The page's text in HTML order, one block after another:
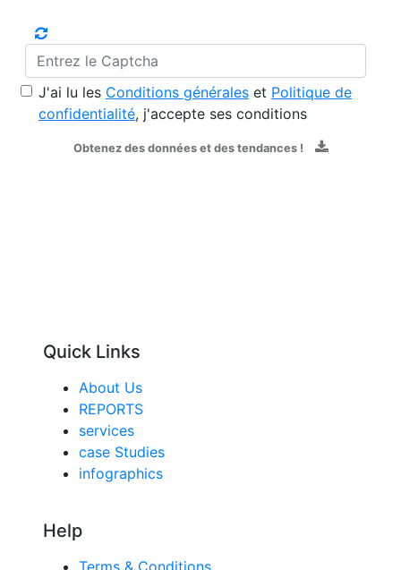
J'ai lu les Conditions générales et Politique de
confidentialité, j'accepte ses conditions
Obtenez des données et des tendances !
Quick Links
About Us
REPORTS
services
case Studies
infographics
Help
Terms & Conditions